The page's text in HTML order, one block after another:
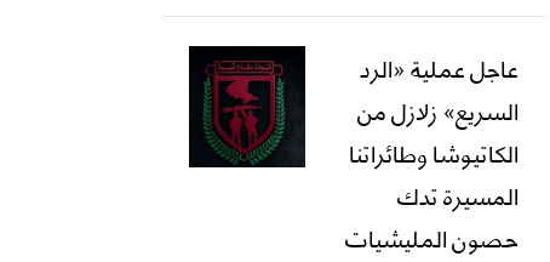
عاجل عملية «الرد
السريع» زلازل من
الكاتيوشا وطائراتنا
المسيرة تدك
حصون المليشيات